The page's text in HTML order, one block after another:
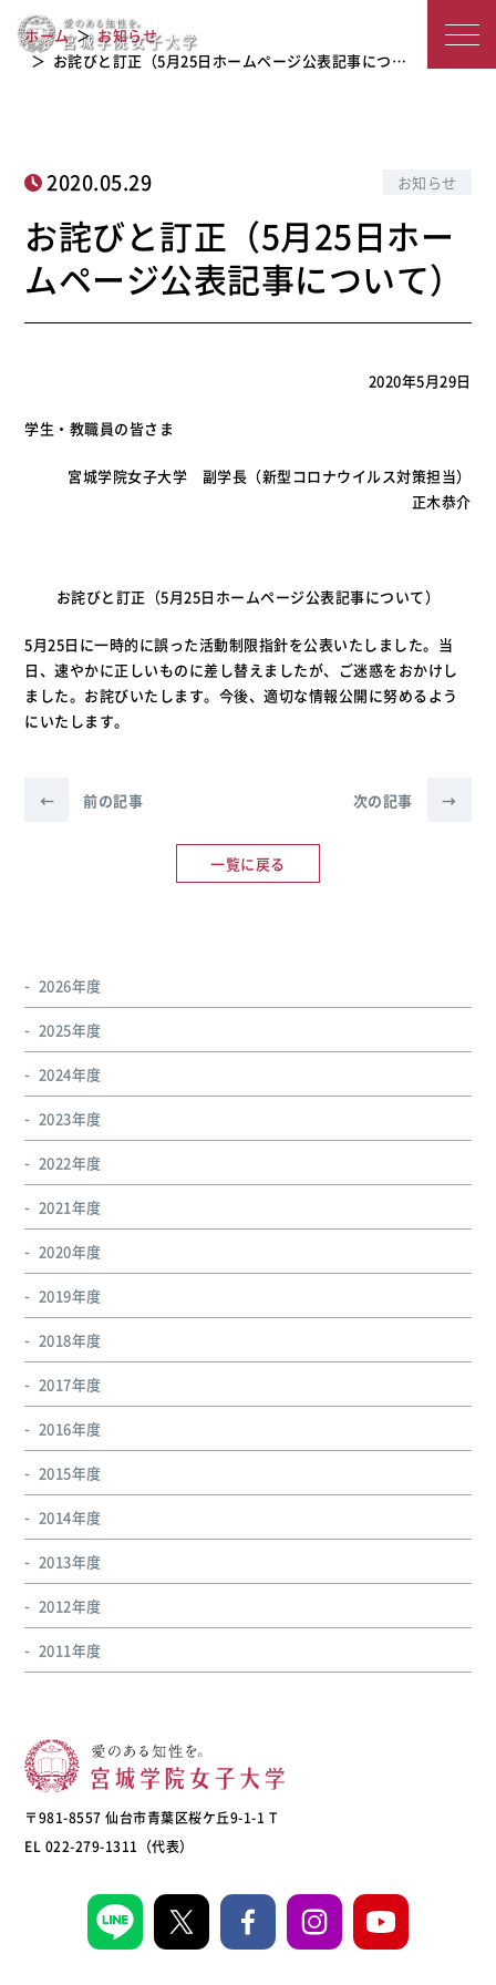
城
子
大
学
お詫びと訂正（5月25日ホームページ
公表記事について）
ホーム
お知らせ
お詫びと訂正（5月25日ホームページ公表記事につ…
2020.05.29 お知らせ
お詫びと訂正（5月25日ホー
ムページ公表記事について）
2020年5月29日
学生・教職員の皆さま
宮城学院女子大学 副学長（新型コロナウイルス対策担当）
正木恭介
お詫びと訂正（5月25日ホームページ公表記事について）
5月25日に一時的に誤った活動制限指針を公表いたしました。当
日、速やかに正しいものに差し替えましたが、ご迷惑をおかけし
ました。お詫びいたします。今後、適切な情報公開に努めるよう
にいたします。
← 前の記事
一覧に戻る
次の記事 →
2026年度
2025年度
2024年度
2023年度
2022年度
2021年度
2020年度
2019年度
2018年度
2017年度
2016年度
2015年度
2014年度
2013年度
2012年度
2011年度
〒981-8557 仙台市青葉区桜ケ丘9-1-1 T
EL 022-279-1311（代表）